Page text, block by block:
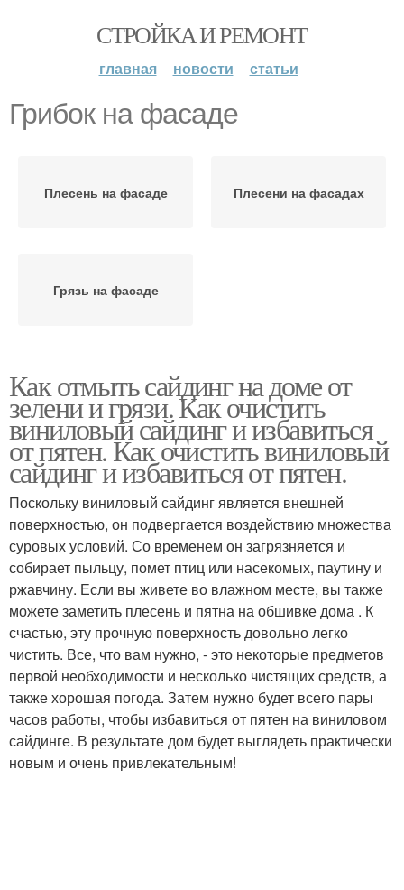
СТРОЙКА И РЕМОНТ
главная новости статьи
Грибок на фасаде
Плесень на фасаде Плесени на фасадах
Грязь на фасаде
Как отмыть сайдинг на доме от
зелени и грязи. Как очистить
виниловый сайдинг и избавиться
от пятен. Как очистить виниловый
сайдинг и избавиться от пятен.
Поскольку виниловый сайдинг является внешней
поверхностью, он подвергается воздействию множества
суровых условий. Со временем он загрязняется и
собирает пыльцу, помет птиц или насекомых, паутину и
ржавчину. Если вы живете во влажном месте, вы также
можете заметить плесень и пятна на обшивке дома . К
счастью, эту прочную поверхность довольно легко
чистить. Все, что вам нужно, - это некоторые предметов
первой необходимости и несколько чистящих средств, а
также хорошая погода. Затем нужно будет всего пары
часов работы, чтобы избавиться от пятен на виниловом
сайдинге. В результате дом будет выглядеть практически
новым и очень привлекательным!